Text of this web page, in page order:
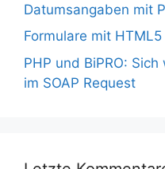
Datumsangaben mit
Formulare mit
PHP und BiPRO:
im SOAP Request